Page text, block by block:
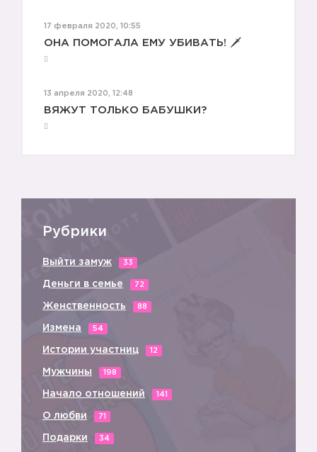
17 февраля 2020, 10:55
ОНА ПОМОГАЛА ЕМУ УБИВАТЬ! 🗡
13 апреля 2020, 12:48
ВЯЖУТ ТОЛЬКО БАБУШКИ?
Рубрики
Выйти замуж 33
Деньги в семье 72
Женственность 88
Измена 54
Истории участниц 12
Мужчины 198
Начало отношений 141
О любви 71
Подарки 34